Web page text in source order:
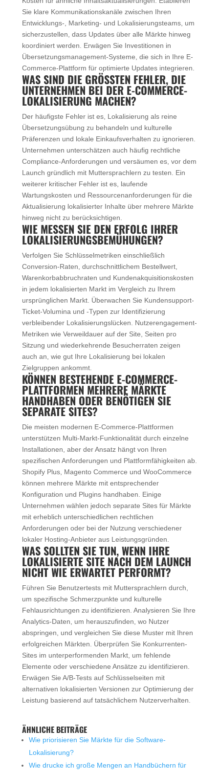
Sie klare Kommunikationskanäle zwischen Ihren
Entwicklungs-, Marketing- und Lokalisierungsteams, um
sicherzustellen, dass Updates über alle Märkte hinweg
koordiniert werden. Erwägen Sie Investitionen in
Übersetzungsmanagement-Systeme, die sich in Ihre E-
Commerce-Plattform für optimierte Updates integrieren.
WAS SIND DIE GRÖSSTEN FEHLER, DIE U
NTERNEHMEN BEI DER E-COMMERCE-L
OKALISIERUNG MACHEN?
Der häufigste Fehler ist es, Lokalisierung als reine
Übersetzungsübung zu behandeln und kulturelle
Präferenzen und lokale Einkaufsverhalten zu ignorieren.
Unternehmen unterschätzen auch häufig rechtliche
Compliance-Anforderungen und versäumen es, vor dem
Launch gründlich mit Muttersprachlern zu testen. Ein
weiterer kritischer Fehler ist es, laufende
Wartungskosten und Ressourcenanforderungen für die
Aktualisierung lokalisierter Inhalte über mehrere Märkte
hinweg nicht zu berücksichtigen.
WIE MESSEN SIE DEN ERFOLG IHRER
LOKALISIERUNGSBEMÜHUNGEN?
Verfolgen Sie Schlüsselmetriken einschließlich
Conversion-Raten, durchschnittlichem Bestellwert,
Warenkorbabbruchraten und Kundenakquisitionskosten
in jedem lokalisierten Markt im Vergleich zu Ihrem
ursprünglichen Markt. Überwachen Sie Kundensupport-
Ticket-Volumina und -Typen zur Identifizierung
verbleibender Lokalisierungslücken. Nutzerengagement-
Metriken wie Verweildauer auf der Site, Seiten pro
Sitzung und wiederkehrende Besucherraten zeigen
auch an, wie gut Ihre Lokalisierung bei lokalen
Zielgruppen ankommt.
KÖNNEN BESTEHENDE E-COMMERCE-
PLATTFORMEN MEHRERE MÄRKTE
HANDHABEN ODER BENÖTIGEN SIE
SEPARATE SITES?
Die meisten modernen E-Commerce-Plattformen
unterstützen Multi-Markt-Funktionalität durch einzelne
Installationen, aber der Ansatz hängt von Ihren
spezifischen Anforderungen und Plattformfähigkeiten ab.
Shopify Plus, Magento Commerce und WooCommerce
können mehrere Märkte mit entsprechender
Konfiguration und Plugins handhaben. Einige
Unternehmen wählen jedoch separate Sites für Märkte
mit erheblich unterschiedlichen rechtlichen
Anforderungen oder bei der Nutzung verschiedener
lokaler Hosting-Anbieter aus Leistungsgründen.
WAS SOLLTEN SIE TUN, WENN IHRE
LOKALISIERTE SITE NACH DEM LAUNCH
NICHT WIE ERWARTET PERFORMT?
Führen Sie Benutzertests mit Muttersprachlern durch,
um spezifische Schmerzpunkte und kulturelle
Fehlausrichtungen zu identifizieren. Analysieren Sie Ihre
Analytics-Daten, um herauszufinden, wo Nutzer
abspringen, und vergleichen Sie diese Muster mit Ihren
erfolgreichen Märkten. Überprüfen Sie Konkurrenten-
Sites im unterperformenden Markt, um fehlende
Elemente oder verschiedene Ansätze zu identifizieren.
Erwägen Sie A/B-Tests auf Schlüsselseiten mit
alternativen lokalisierten Versionen zur Optimierung der
Leistung basierend auf tatsächlichem Nutzerverhalten.
ÄHNLICHE BEITRÄGE
Wie priorisieren Sie Märkte für die Software-
Lokalisierung?
Wie drucke ich große Mengen an Handbüchern für